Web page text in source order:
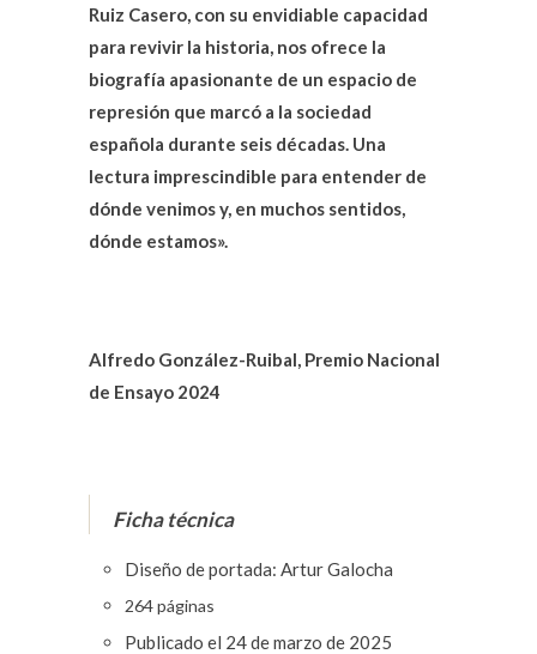
Ruiz Casero, con su envidiable capacidad
para revivir la historia, nos ofrece la
biografía apasionante de un espacio de
represión que marcó a la sociedad
española durante seis décadas. Una
lectura imprescindible para entender de
dónde venimos y, en muchos sentidos,
dónde estamos».
Alfredo González-Ruibal, Premio Nacional
de Ensayo 2024
Ficha técnica
Diseño de portada: Artur Galocha
264 páginas
Publicado el 24 de marzo de 2025